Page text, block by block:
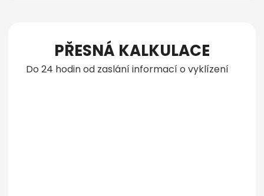
PŘESNÁ KALKULACE
Do 24 hodin od zaslání informací o vyklízení